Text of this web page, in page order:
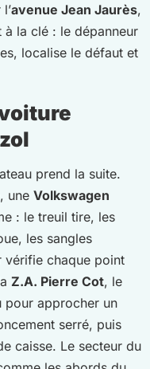
avenue Jean Jaurès,
la clé : le dépanneur
localise le défaut et
prend la suite.
, une Volkswagen
: le treuil tire, les
les sangles
vérifie chaque point
Z.A. Pierre Cot, le
pour approcher un
serré, puis
caisse. Le secteur du